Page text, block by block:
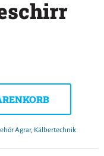
Agrar, Kälbertechnik